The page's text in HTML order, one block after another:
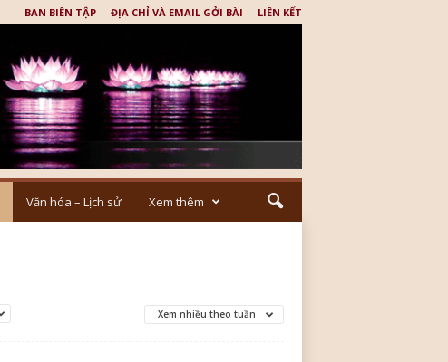
BAN BIÊN TẬP ĐỊA CHỈ VÀ EMAIL GỞI BÀI LIÊN KẾT
Văn hóa – Lịch sử Xem thêm
Xem nhiều theo tuần